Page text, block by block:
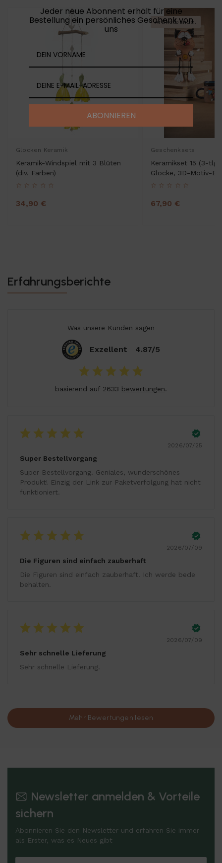
Glocken Keramik
Keramik-Windspiel mit 3 Blüten
(div. Farben)
34,90 €
Geschenksets
Keramikset 15 (3-
Glocke, 3D-Motiv-
Gartenstecker
67,90 €
Artikelbündel
Erfahrungsberichte
Was unsere Kunden sagen
Exzellent 4.87/5
basierend auf 2633 bewertungen.
2026/07/25
Super Bestellvorgang
Super Bestellvorgang. Geniales, wunderschönes
Produkt! Einzig der Link zur Paketverfolgung hat nicht
funktioniert.
2026/07/09
Die Figuren sind einfach zauberhaft
Die Figuren sind einfach zauberhaft. Ich werde bede
behalten.
2026/07/09
Sehr schnelle Lieferung
Sehr schnelle Lieferung.
Mehr Bewertungen lesen
Newsletter anmelden & Vorteile
sichern
Abonnieren Sie den Newsletter und erfahren Sie immer
als Erster, was es Neues gibt
Jeder neue Abonnent erhält für eine
Bestellung ein persönliches Geschenk von
uns
ABONNIEREN